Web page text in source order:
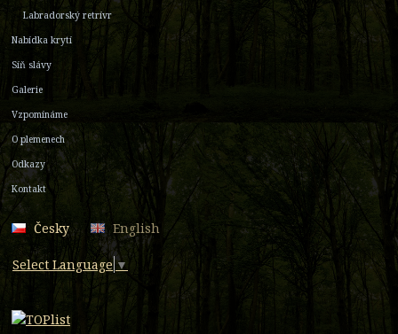
Labradorský retrívr
Nabídka krytí
Síň slávy
Galerie
Vzpomínáme
O plemenech
Odkazy
Kontakt
Česky English
Select Language ▼